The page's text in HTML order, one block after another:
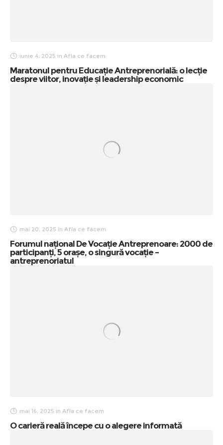
iunie 4, 2025 in Afla ce facem
Maratonul pentru Educație Antreprenorială: o lecție
despre viitor, inovație și leadership economic
mai 20, 2025 in Afla ce facem
Forumul național De Vocație Antreprenoare: 2000 de
participanți, 5 orașe, o singură vocație –
antreprenoriatul
mai 16, 2025 in Afla ce facem
O carieră reală începe cu o alegere informată